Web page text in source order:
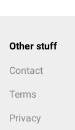
Other stuff
Contact
Terms
Privacy